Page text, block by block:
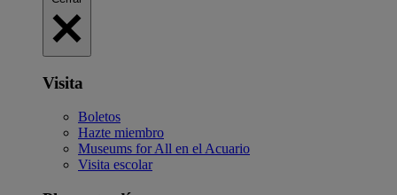
Visita
Boletos
Hazte miembro
Museums for All en el Acuario
Visita escolar